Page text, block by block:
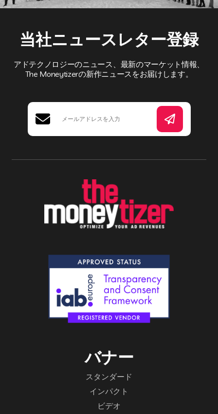
当社ニュースレター登録
アドテクノロジーのニュース、最新のマーケット情報、
The Moneytizerの新作ニュースをお届けします。
バナー
スタンダード
インパクト
ビデオ